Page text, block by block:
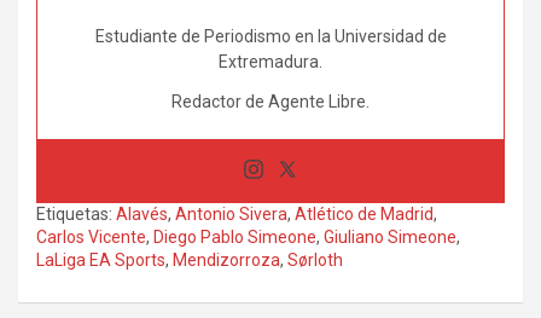
Estudiante de Periodismo en la Universidad de
Extremadura.
Redactor de Agente Libre.
Etiquetas: Alavés, Antonio Sivera, Atlético de Madrid,
Carlos Vicente, Diego Pablo Simeone, Giuliano Simeone,
LaLiga EA Sports, Mendizorroza, Sørloth